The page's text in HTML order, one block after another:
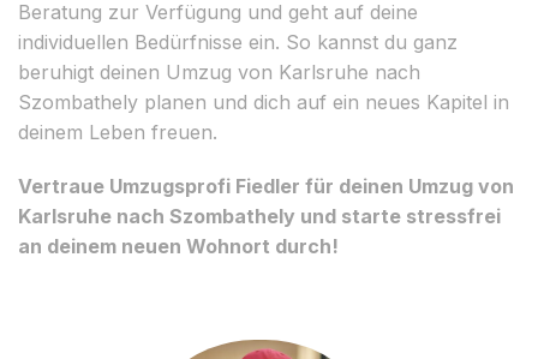
Beratung zur Verfügung und geht auf deine
individuellen Bedürfnisse ein. So kannst du ganz
beruhigt deinen Umzug von Karlsruhe nach
Szombathely planen und dich auf ein neues Kapitel in
deinem Leben freuen.
Vertraue Umzugsprofi Fiedler für deinen Umzug von
Karlsruhe nach Szombathely und starte stressfrei
an deinem neuen Wohnort durch!